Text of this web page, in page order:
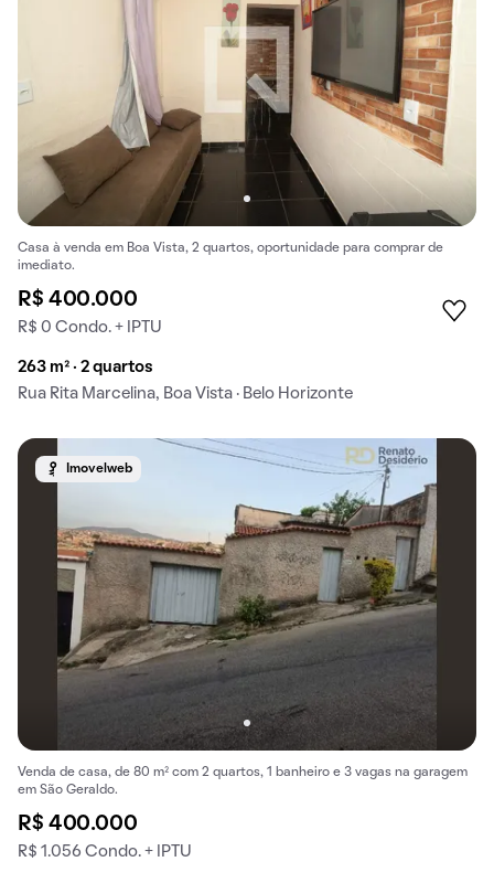
Casa à venda em Boa Vista, 2 quartos, oportunidade para comprar de
imediato.
R$ 400.000
R$ 0 Condo. + IPTU
263 m² · 2 quartos
Rua Rita Marcelina, Boa Vista · Belo Horizonte
Imovelweb
Venda de casa, de 80 m² com 2 quartos, 1 banheiro e 3 vagas na garagem
em São Geraldo.
R$ 400.000
R$ 1.056 Condo. + IPTU